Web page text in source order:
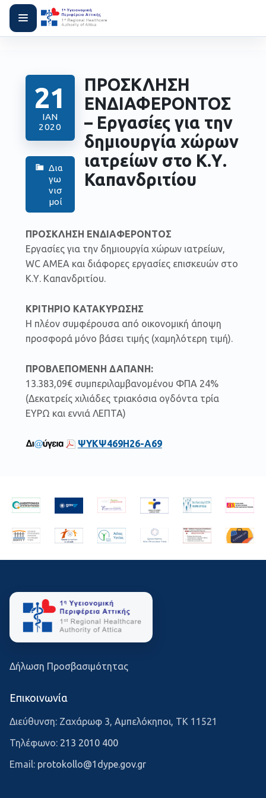
21
ΙΑΝ
2020
Δια
γω
νισ
μοί
ΠΡΟΣΚΛΗΣΗ
ΕΝΔΙΑΦΕΡΟΝΤΟΣ
– Εργασίες για την
δημιουργία χώρων
ιατρείων στο Κ.Υ.
Καπανδριτίου
ΠΡΟΣΚΛΗΣΗ ΕΝΔΙΑΦΕΡΟΝΤΟΣ
Εργασίες για την δημιουργία χώρων ιατρείων,
WC AMEA και διάφορες εργασίες επισκευών στο
Κ.Υ. Καπανδριτίου.
ΚΡΙΤΗΡΙΟ ΚΑΤΑΚΥΡΩΣΗΣ
Η πλέον συμφέρουσα από οικονομική άποψη
προσφορά μόνο βάσει τιμής (χαμηλότερη τιμή).
ΠΡΟΒΛΕΠΟΜΕΝΗ ΔΑΠΑΝΗ:
13.383,09€ συμπεριλαμβανομένου ΦΠΑ 24%
(Δεκατρείς χιλιάδες τριακόσια ογδόντα τρία
ΕΥΡΩ και εννιά ΛΕΠΤΑ)
ΨΥΚΨ469Η26-Α69
Δήλωση Προσβασιμότητας
Επικοινωνία
Διεύθυνση: Ζαχάρωφ 3, Αμπελόκηποι, ΤΚ 11521
Τηλέφωνο: 213 2010 400
Email: protokollo@1dype.gov.gr